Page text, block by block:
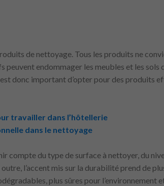
de nettoyage. Tous les produits ne
peuvent endommager les meubles et les
donc important d’opter pour des produits
travailler dans l’hôtellerie
dans le nettoyage
compte du type de surface à nettoyer, du
l’accent mis sur la durabilité prend de
plus sûres pour l’environnement